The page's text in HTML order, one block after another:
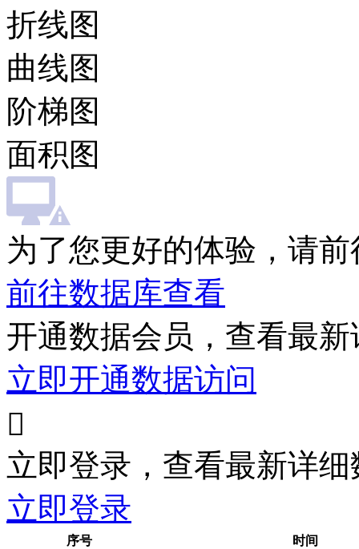
折线图
曲线图
阶梯图
面积图
为了您更好的体验，请
前往数据库查看
开通数据会员，查看最
立即开通数据访问

立即登录，查看最新详细
立即登录
序号
时间